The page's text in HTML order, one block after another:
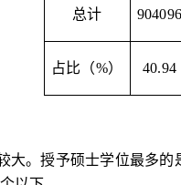
总计
占比（%） 40.94
大。授予硕士学位最多的